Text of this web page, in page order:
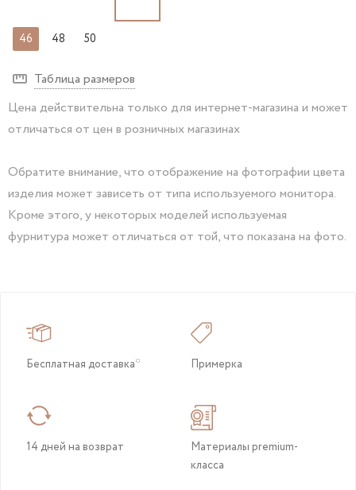
46 48 50
Таблица размеров
Цена действительна только для интернет-магазина и может
отличаться от цен в розничных магазинах
Обратите внимание, что отображение на фотографии цвета
изделия может зависеть от типа используемого монитора.
Кроме этого, у некоторых моделей используемая
фурнитура может отличаться от той, что показана на фото.
Бесплатная доставка* Примерка
14 дней на возврат
Материалы premium-
класса